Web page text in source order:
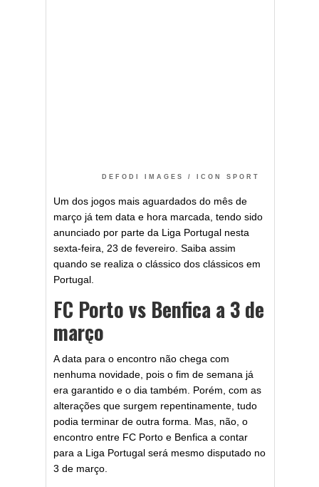
DEFODI IMAGES / ICON SPORT
Um dos jogos mais aguardados do mês de
março já tem data e hora marcada, tendo sido
anunciado por parte da Liga Portugal nesta
sexta-feira, 23 de fevereiro. Saiba assim
quando se realiza o clássico dos clássicos em
Portugal.
FC Porto vs Benfica a 3 de
março
A data para o encontro não chega com
nenhuma novidade, pois o fim de semana já
era garantido e o dia também. Porém, com as
alterações que surgem repentinamente, tudo
podia terminar de outra forma. Mas, não, o
encontro entre FC Porto e Benfica a contar
para a Liga Portugal será mesmo disputado no
3 de março.